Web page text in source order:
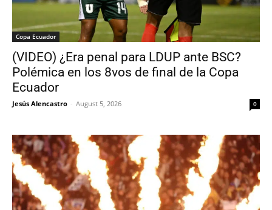
Copa Ecuador
(VIDEO) ¿Era penal para LDUP ante BSC?
Polémica en los 8vos de final de la Copa
Ecuador
Jesús Alencastro - August 5, 2026 0